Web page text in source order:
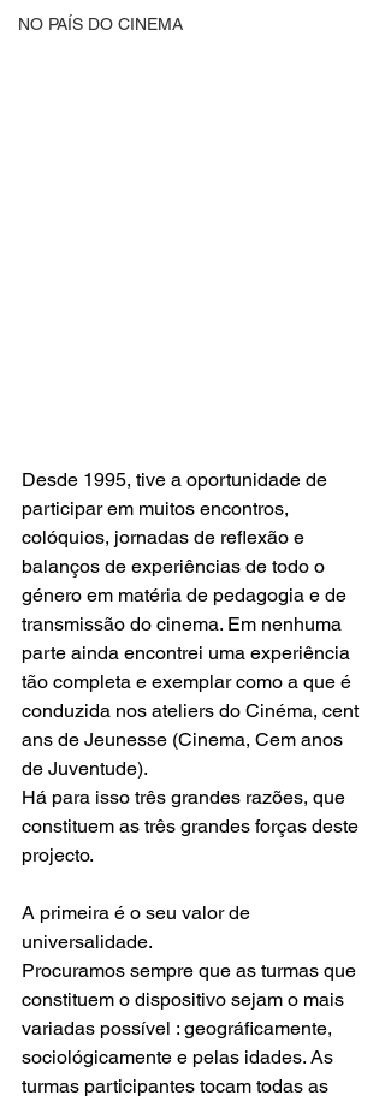
NO PAÍS DO CINEMA
Desde 1995, tive a oportunidade de
participar em muitos encontros,
colóquios, jornadas de reflexão e
balanços de experiências de todo o
género em matéria de pedagogia e de
transmissão do cinema. Em nenhuma
parte ainda encontrei uma experiência
tão completa e exemplar como a que é
conduzida nos ateliers do Cinéma, cent
ans de Jeunesse (Cinema, Cem anos
de Juventude).
Há para isso três grandes razões, que
constituem as três grandes forças deste
projecto.
A primeira é o seu valor de
universalidade.
Procuramos sempre que as turmas que
constituem o dispositivo sejam o mais
variadas possível : geográficamente,
sociológicamente e pelas idades. As
turmas participantes tocam todas as